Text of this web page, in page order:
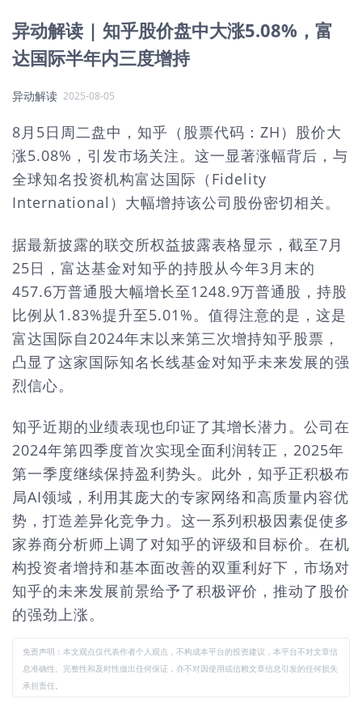
异动解读 | 知乎股价盘中大涨5.08%，富
达国际半年内三度增持
异动解读 2025-08-05
8月5日周二盘中，知乎（股票代码：ZH）股价大
涨5.08%，引发市场关注。这一显著涨幅背后，与
全球知名投资机构富达国际（Fidelity
International）大幅增持该公司股份密切相关。
据最新披露的联交所权益披露表格显示，截至7月
25日，富达基金对知乎的持股从今年3月末的
457.6万普通股大幅增长至1248.9万普通股，持股
比例从1.83%提升至5.01%。值得注意的是，这是
富达国际自2024年末以来第三次增持知乎股票，
凸显了这家国际知名长线基金对知乎未来发展的强
烈信心。
知乎近期的业绩表现也印证了其增长潜力。公司在
2024年第四季度首次实现全面利润转正，2025年
第一季度继续保持盈利势头。此外，知乎正积极布
局AI领域，利用其庞大的专家网络和高质量内容优
势，打造差异化竞争力。这一系列积极因素促使多
家券商分析师上调了对知乎的评级和目标价。在机
构投资者增持和基本面改善的双重利好下，市场对
知乎的未来发展前景给予了积极评价，推动了股价
的强劲上涨。
免责声明：本文观点仅代表作者个人观点，不构成本平台的投资建议，本平台不对文章信
息准确性、完整性和及时性做出任何保证，亦不对因使用或信赖文章信息引发的任何损失
承担责任。